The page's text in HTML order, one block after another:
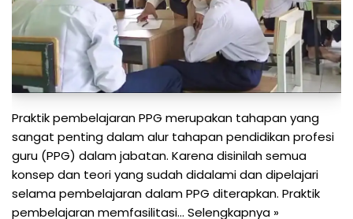
Praktik pembelajaran PPG merupakan tahapan yang
sangat penting dalam alur tahapan pendidikan profesi
guru (PPG) dalam jabatan. Karena disinilah semua
konsep dan teori yang sudah didalami dan dipelajari
selama pembelajaran dalam PPG diterapkan. Praktik
pembelajaran memfasilitasi… Selengkapnya »